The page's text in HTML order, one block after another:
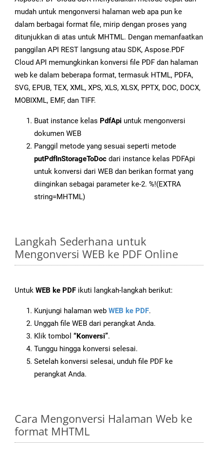
mudah untuk mengonversi halaman web apa pun ke
dalam berbagai format file, mirip dengan proses yang
ditunjukkan di atas untuk MHTML. Dengan memanfaatkan
panggilan API REST langsung atau SDK, Aspose.PDF
Cloud API memungkinkan konversi file PDF dan halaman
web ke dalam beberapa format, termasuk HTML, PDFA,
SVG, EPUB, TEX, XML, XPS, XLS, XLSX, PPTX, DOC, DOCX,
MOBIXML, EMF, dan TIFF.
Buat instance kelas PdfApi untuk mengonversi
dokumen WEB
Panggil metode yang sesuai seperti metode
putPdfInStorageToDoc dari instance kelas PDFApi
untuk konversi dari WEB dan berikan format yang
diinginkan sebagai parameter ke-2. %!(EXTRA
string=MHTML)
Langkah Sederhana untuk
Mengonversi WEB ke PDF Online
Untuk WEB ke PDF ikuti langkah-langkah berikut:
Kunjungi halaman web WEB ke PDF.
Unggah file WEB dari perangkat Anda.
Klik tombol “Konversi”.
Tunggu hingga konversi selesai.
Setelah konversi selesai, unduh file PDF ke
perangkat Anda.
Cara Mengonversi Halaman Web ke
format MHTML